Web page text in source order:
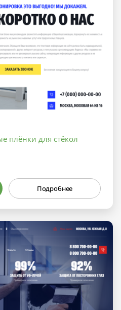
плёнки для стёкол
Подробнее